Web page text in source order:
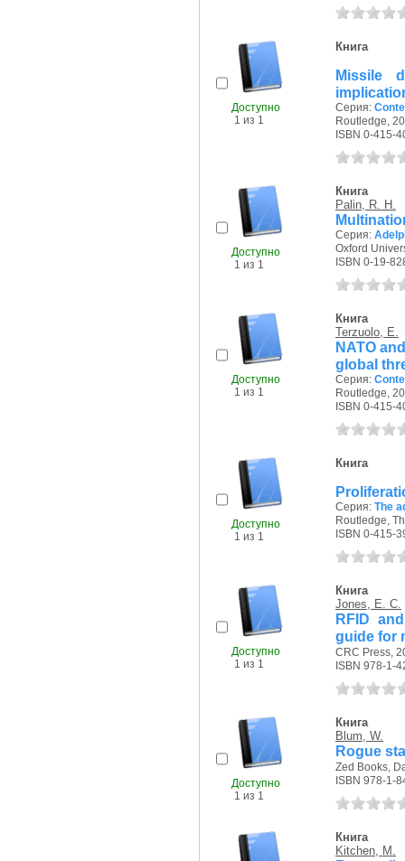
Доступно
1 из 1
Книга
Missile
Серия:
Routledge,
ISBN 0-415-
Доступно
1 из 1
Книга
Palin, R. H.
Серия:
Oxford
ISBN 0-19-
Доступно
1 из 1
Книга
Terzuolo, E.
NATO
global
Серия:
Routledge,
ISBN 0-415-
Доступно
1 из 1
Книга
Серия: The
Routledge,
ISBN 0-415-
Доступно
1 из 1
Книга
Jones, E. C.
RFID
guide for
CRC Press,
ISBN 978-1-
Доступно
1 из 1
Книга
Blum, W.
Rogue
Zed Books,
ISBN 978-1-
Книга
Kitchen, M.